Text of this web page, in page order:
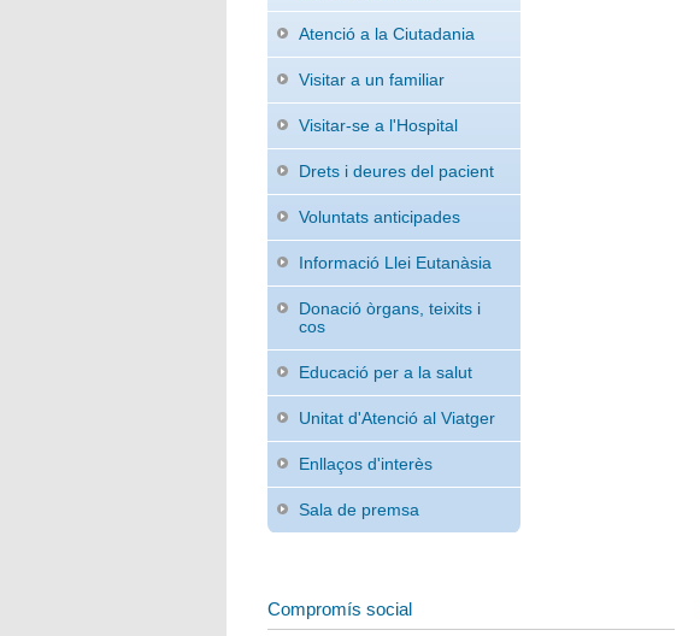
Atenció a la Ciutadania
Visitar a un familiar
Visitar-se a l'Hospital
Drets i deures del pacient
Voluntats anticipades
Informació Llei Eutanàsia
Donació òrgans, teixits i
cos
Educació per a la salut
Unitat d'Atenció al Viatger
Enllaços d'interès
Sala de premsa
Compromís social